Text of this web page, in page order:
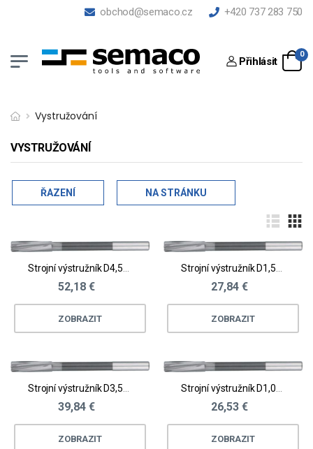
obchod@semaco.cz +420 737 283 750
Přihlásit
0
Vystružování
VYSTRUŽOVÁNÍ
ŘAZENÍ NA STRÁNKU
52,18 €
ZOBRAZIT
27,84 €
ZOBRAZIT
39,84 €
ZOBRAZIT
26,53 €
ZOBRAZIT